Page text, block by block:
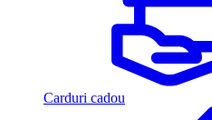
Carduri cadou